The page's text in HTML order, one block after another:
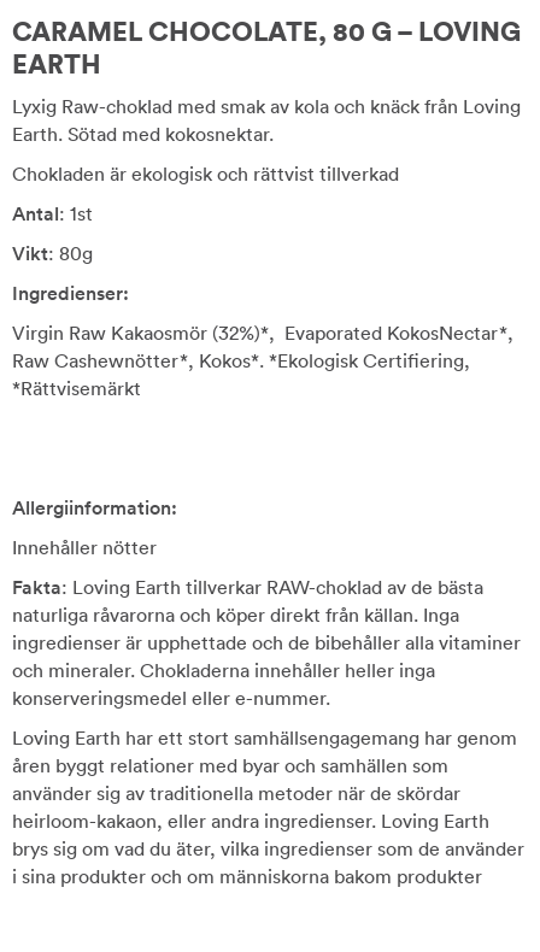
CARAMEL CHOCOLATE, 80 G – LOVING
EARTH
Lyxig Raw-choklad med smak av kola och knäck från Loving
Earth. Sötad med kokosnektar.
Chokladen är ekologisk och rättvist tillverkad
Antal: 1st
Vikt: 80g
Ingredienser:
Virgin Raw Kakaosmör (32%)*, Evaporated KokosNectar*,
Raw Cashewnötter*, Kokos*. *Ekologisk Certifiering,
*Rättvisemärkt
Allergiinformation:
Innehåller nötter
Fakta: Loving Earth tillverkar RAW-choklad av de bästa
naturliga råvarorna och köper direkt från källan. Inga
ingredienser är upphettade och de bibehåller alla vitaminer
och mineraler. Chokladerna innehåller heller inga
konserveringsmedel eller e-nummer.
Loving Earth har ett stort samhällsengagemang har genom
åren byggt relationer med byar och samhällen som
använder sig av traditionella metoder när de skördar
heirloom-kakaon, eller andra ingredienser. Loving Earth
brys sig om vad du äter, vilka ingredienser som de använder
i sina produkter och om människorna bakom produkter